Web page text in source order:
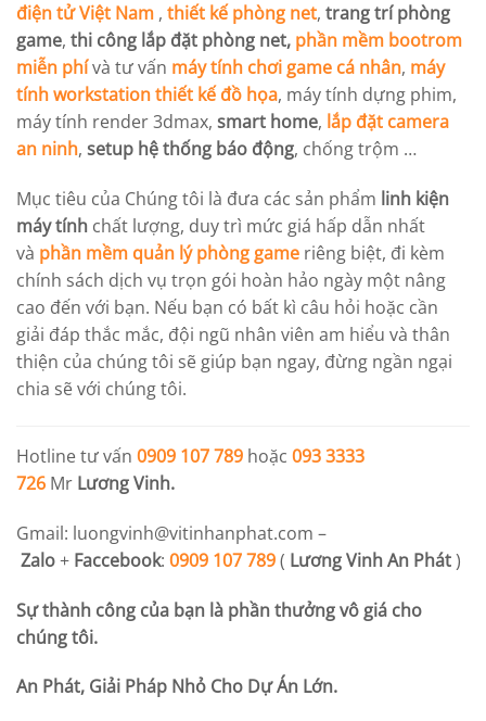
điện tử Việt Nam , thiết kế phòng net, trang trí phòng
game, thi công lắp đặt phòng net, phần mềm bootrom
miễn phívà tư vấn máy tính chơi game cá nhân, máy
tính workstationthiết kế đồ họa, máy tính dựng phim,
máy tính render 3dmax, smart home, lắp đặt camera
an ninh, setup hệ thống báo động, chống trộm …
Mục tiêu của Chúng tôi là đưa các sản phẩm linh kiện
máy tính chất lượng, duy trì mức giá hấp dẫn nhất
và phần mềm quản lý phòng game riêng biệt, đi kèm
chính sách dịch vụ trọn gói hoàn hảo ngày một nâng
cao đến với bạn. Nếu bạn có bất kì câu hỏi hoặc cần
giải đáp thắc mắc, đội ngũ nhân viên am hiểu và thân
thiện của chúng tôi sẽ giúp bạn ngay, đừng ngần ngại
chia sẽ với chúng tôi.
Hotline tư vấn 0909 107 789 hoặc 093 3333
726 Mr Lương Vinh.
Gmail: luongvinh@vitinhanphat.com –
Zalo+ Faccebook: 0909 107 789( Lương Vinh An Phát)
Sự thành công của bạn là phần thưởng vô giá cho
chúng tôi.
An Phát, Giải Pháp Nhỏ Cho Dự Án Lớn.